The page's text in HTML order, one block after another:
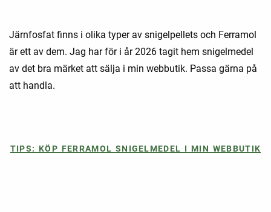
Järnfosfat finns i olika typer av snigelpellets och Ferramol
är ett av dem. Jag har för i år 2026 tagit hem snigelmedel
av det bra märket att sälja i min webbutik. Passa gärna på
att handla.
TIPS: KÖP FERRAMOL SNIGELMEDEL I MIN WEBBUTIK